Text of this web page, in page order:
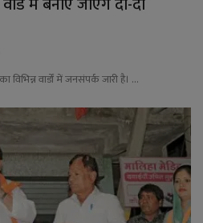
विभिन्न वार्डों में जनसंपर्क जारी है। ...